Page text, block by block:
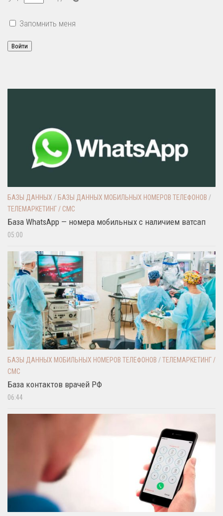
Запомнить меня
Войти
БАЗЫ ДАННЫХ / БАЗЫ ДАННЫХ МОБИЛЬНЫХ НОМЕРОВ ТЕЛЕФОНОВ /
ТЕЛЕМАРКЕТИНГ / СМС
База WhatsApp — номера мобильных с наличием ватсап
05:00
БАЗЫ ДАННЫХ МОБИЛЬНЫХ НОМЕРОВ ТЕЛЕФОНОВ /ТЕЛЕМАРКЕТИНГ /
СМС
База контактов врачей РФ
06:44